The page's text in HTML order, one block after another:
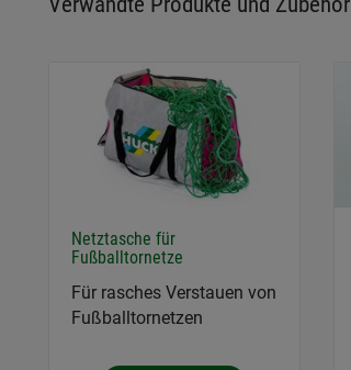
Netztasche für
Fußballtornetze
Für rasches Verstauen von
Fußballtornetzen